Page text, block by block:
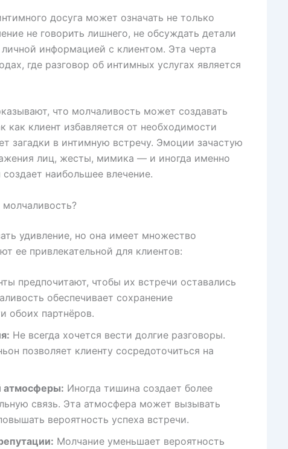
досуга может означать не только
не говорить лишнего, не обсуждать детали
информацией с клиентом. Эта черта
где разговор об интимных услугах является
что молчаливость может создавать
как клиент избавляется от необходимости
загадки в интимную встречу. Эмоции зачастую
лиц, жесты, мимика — и иногда именно
наибольшее влечение.
удивление, но она имеет множество
ее привлекательной для клиентов:
предпочитают, чтобы их встречи оставались
обеспечивает сохранение
обоих партнёров.
Не всегда хочется вести долгие разговоры.
позволяет клиенту сосредоточиться на
атмосферы: Иногда тишина создает более
связь. Эта атмосфера может вызывать
вероятность успеха встречи.
Молчание уменьшает вероятность